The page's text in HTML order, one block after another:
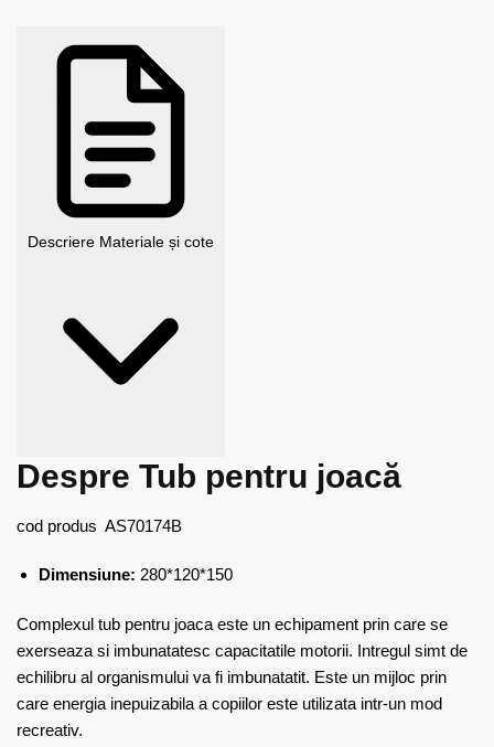
Descriere Materiale și cote
Despre Tub pentru joacă
cod produs AS70174B
Dimensiune: 280*120*150
Complexul tub pentru joaca este un echipament prin care se
exerseaza si imbunatatesc capacitatile motorii. Intregul simt de
echilibru al organismului va fi imbunatatit. Este un mijloc prin
care energia inepuizabila a copiilor este utilizata intr-un mod
recreativ.